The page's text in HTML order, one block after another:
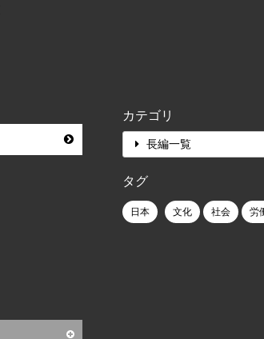
カテゴリ
長編一覧
タグ
日本 文化 社会 労